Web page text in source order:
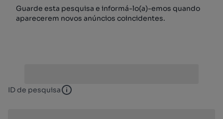
Guarde esta pesquisa e informá-lo(a)-emos quando
aparecerem novos anúncios coincidentes.
ID de pesquisa ID de pesquisa